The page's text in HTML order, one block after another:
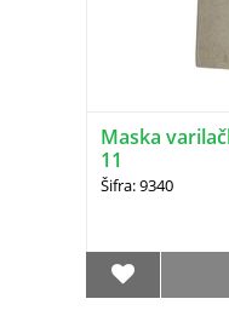
Maska
11
Šifra: 9340